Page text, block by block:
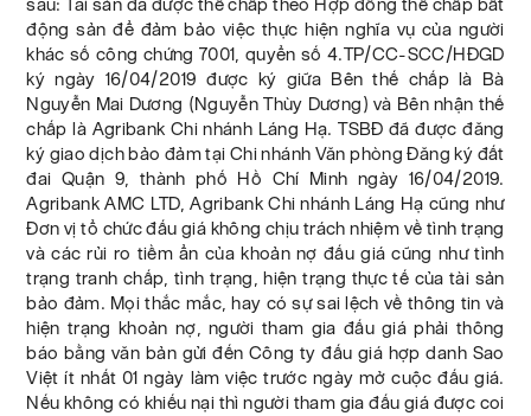
sau: Tài sản đã được thế chấp theo Hợp đồng thế chấp bất
động sản để đảm bảo việc thực hiện nghĩa vụ của người
khác số công chứng 7001, quyển số 4.TP/CC-SCC/HĐGD
ký ngày 16/04/2019 được ký giữa Bên thế chấp là Bà
Nguyễn Mai Dương (Nguyễn Thùy Dương) và Bên nhận thế
chấp là Agribank Chi nhánh Láng Hạ. TSBĐ đã được đăng
ký giao dịch bảo đảm tại Chi nhánh Văn phòng Đăng ký đất
đai Quận 9, thành phố Hồ Chí Minh ngày 16/04/2019.
Agribank AMC LTD, Agribank Chi nhánh Láng Hạ cũng như
Đơn vị tổ chức đấu giá không chịu trách nhiệm về tình trạng
và các rủi ro tiềm ẩn của khoản nợ đấu giá cũng như tình
trạng tranh chấp, tình trạng, hiện trạng thực tế của tài sản
bảo đảm. Mọi thắc mắc, hay có sự sai lệch về thông tin và
hiện trạng khoản nợ, người tham gia đấu giá phải thông
báo bằng văn bản gửi đến Công ty đấu giá hợp danh Sao
Việt ít nhất 01 ngày làm việc trước ngày mở cuộc đấu giá.
Nếu không có khiếu nại thì người tham gia đấu giá được coi